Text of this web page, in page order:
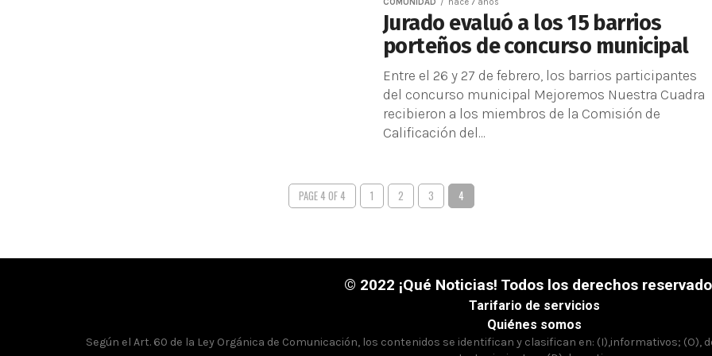
Jurado evaluó a los 15 barrios
porteños de concurso municipal
Entre el 26 y 27 de febrero, los barrios participantes
del concurso municipal Mejoremos Nuestra Cuadra
recibieron a los miembros de la Comisión de
Calificación del...
PAGE 4 OF 4 1 2 3 4
© 2022 ¡Qué Noticias! Todos los derechos
Tarifario de servicios
Quiénes somos
Según el Art. 60 de la Ley Orgánica de Comunicación, los contenidos se identifican y clasifican en: (I),informativos;